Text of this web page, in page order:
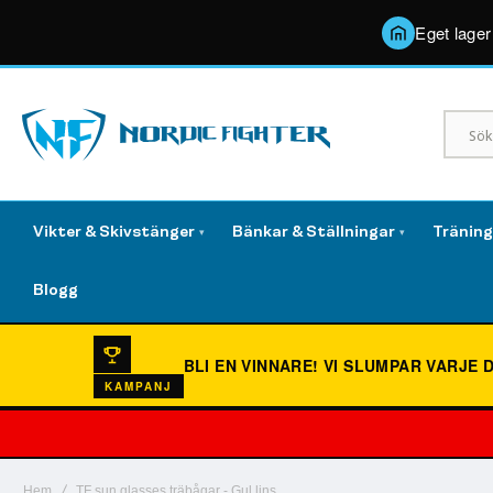
Eget
Vikter & Skivstänger ▾ Bänkar & Ställningar ▾
Blogg
KAMPANJ
BLI EN VINNARE!VI SLUMPAR VARJE